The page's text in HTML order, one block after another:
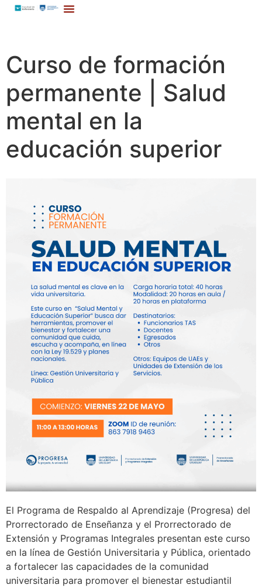
Curso de formación
permanente | Salud
mental en la
educación superior
El Programa de Respaldo al Aprendizaje (Progresa) del
Prorrectorado de Enseñanza y el Prorrectorado de
Extensión y Programas Integrales presentan este curso
en la línea de Gestión Universitaria y Pública, orientado
a fortalecer las capacidades de la comunidad
universitaria para promover el bienestar estudiantil